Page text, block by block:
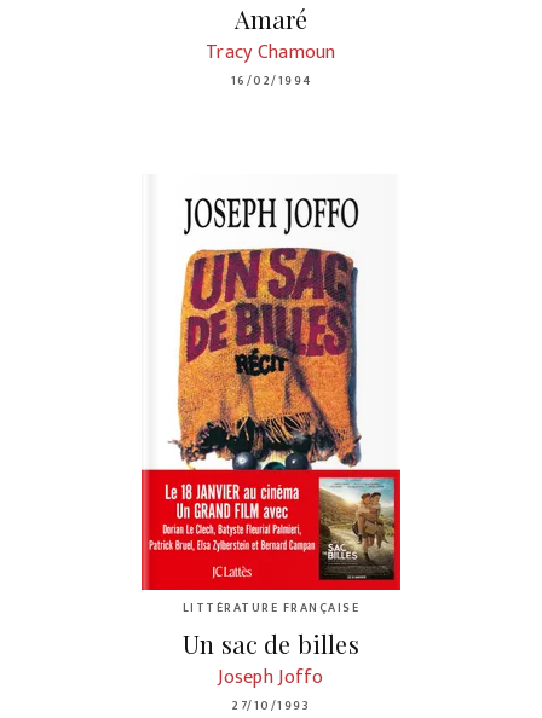
Amaré
Tracy Chamoun
16/02/1994
LITTÉRATURE FRANÇAISE
Un sac de billes
Joseph Joffo
27/10/1993